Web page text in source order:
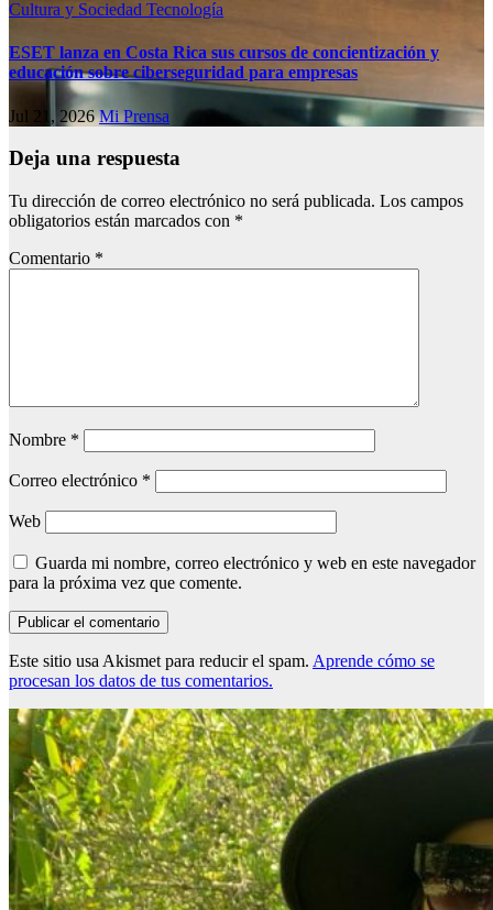
Cultura y Sociedad Tecnología
ESET lanza en Costa Rica sus cursos de concientización y
educación sobre ciberseguridad para empresas
Jul 21, 2026Mi Prensa
Deja una respuesta
Tu dirección de correo electrónico no será publicada. Los campos
obligatorios están marcados con *
Comentario *
Nombre *
Correo electrónico *
Web
Guarda mi nombre, correo electrónico y web en este navegador
para la próxima vez que comente.
Este sitio usa Akismet para reducir el spam. Aprende cómo se
procesan los datos de tus comentarios.